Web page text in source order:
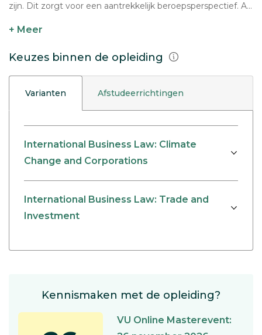
zijn. Dit zorgt voor een aantrekkelijk beroepsperspectief. A...
+ Meer
Keuzes binnen de opleiding
Varianten Afstudeerrichtingen
International Business Law: Climate
Change and Corporations
International Business Law: Trade and
Investment
Kennismaken met de opleiding?
VU Online Masterevent: